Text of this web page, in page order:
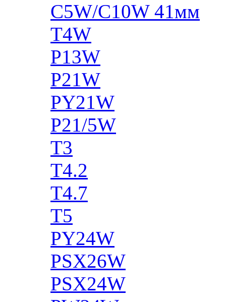
C5W/C10W 41мм
T4W
P13W
P21W
PY21W
P21/5W
T3
T4.2
T4.7
T5
PY24W
PSX26W
PSX24W